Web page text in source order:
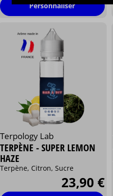
Personnaliser
Terpology Lab
TERPÈNE - SUPER LEMON
HAZE
Terpène, Citron, Sucre
23,90 €